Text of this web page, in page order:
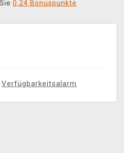
0,24 Bonuspunkte
Verfügbarkeitsalarm